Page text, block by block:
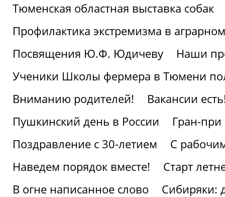
Тюменская областная выставка собак
Профилактика экстремизма в аграрном
Посвящения Ю.Ф. Юдичеву
Наши
Ученики Школы фермера в Тюмени
Вниманию родителей!
Вакансии
Пушкинский день в России
Гран-
Поздравление с 30-летием
С
Наведем порядок вместе!
Старт
В огне написанное слово
Сибиряки: